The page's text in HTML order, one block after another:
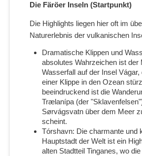
Die Färöer Inseln (Startpunkt)
Die Highlights liegen hier oft im
Naturerlebnis der vulkanischen
Dramatische Klippen und
absolutes Wahrzeichen ist der
Wasserfall auf der Insel
einer Klippe in den Ozean
beeindruckend ist die
Trælanípa (der
Sørvágsvatn über dem Meer
scheint.
Tórshavn: Die charmante und
Hauptstadt der Welt ist ein
alten Stadtteil Tinganes, wo